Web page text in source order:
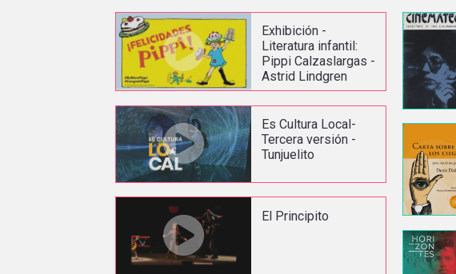
Exhibición -
Literatura infantil:
Pippi Calzaslargas -
Astrid Lindgren
Es Cultura Local-
Tercera versión -
Tunjuelito
El Principito